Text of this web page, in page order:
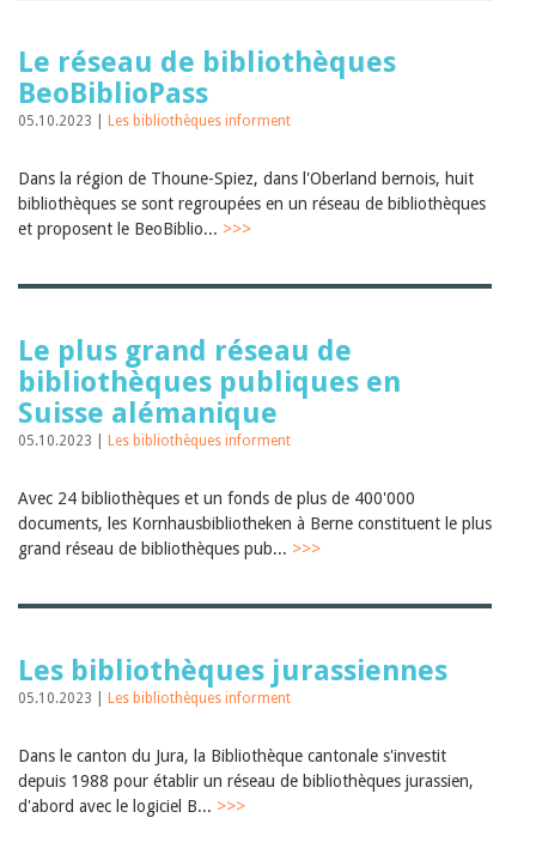
Le réseau de bibliothèques
BeoBiblioPass
05.10.2023 | Les bibliothèques informent
Dans la région de Thoune-Spiez, dans l'Oberland bernois, huit
bibliothèques se sont regroupées en un réseau de bibliothèques
et proposent le BeoBiblio... >>>
Le plus grand réseau de
bibliothèques publiques en
Suisse alémanique
05.10.2023 | Les bibliothèques informent
Avec 24 bibliothèques et un fonds de plus de 400'000
documents, les Kornhausbibliotheken à Berne constituent le plus
grand réseau de bibliothèques pub... >>>
Les bibliothèques jurassiennes
05.10.2023 | Les bibliothèques informent
Dans le canton du Jura, la Bibliothèque cantonale s'investit
depuis 1988 pour établir un réseau de bibliothèques jurassien,
d'abord avec le logiciel B... >>>